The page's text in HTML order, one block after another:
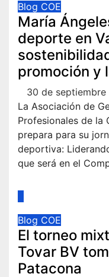
Blog COE
María
deporte en
promoción y
30 de
La Asociación de
Profesionales de la
prepara para su
deportiva:
que será en el
Blog COE
El torneo
Tovar BV
Patacona